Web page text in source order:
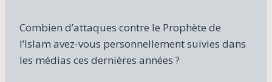
Combien d’attaques contre le Prophète de
l’Islam avez-vous personnellement suivies dans
les médias ces dernières années ?